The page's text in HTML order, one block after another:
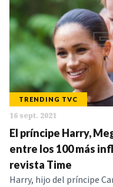
TRENDING TVC
16 sept. 2021
El príncipe Harry,
entre los 100 más
revista Time
Harry, hijo del príncipe